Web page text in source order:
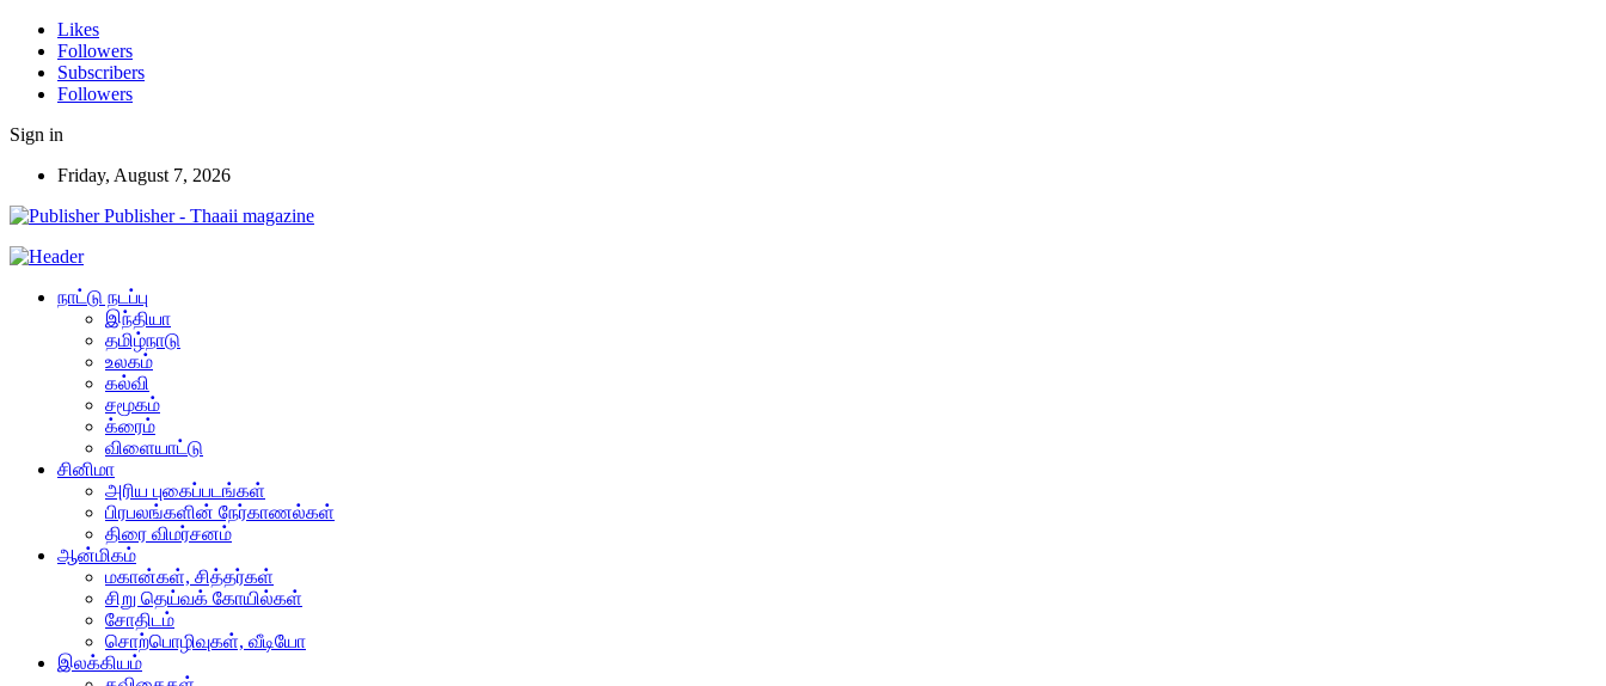
Likes
Followers
Subscribers
Followers
Sign in
Friday, August 7, 2026
Publisher - Thaaii magazine
நாட்டு நடப்பு
இந்தியா
தமிழ்நாடு
உலகம்
கல்வி
சமூகம்
க்ரைம்
விளையாட்டு
சினிமா
அரிய புகைப்படங்கள்
பிரபலங்களின் நேர்காணல்கள்
திரை விமர்சனம்
ஆன்மிகம்
மகான்கள், சித்தர்கள்
சிறு தெய்வக் கோயில்கள்
சோதிடம்
சொற்பொழிவுகள், வீடியோ
இலக்கியம்